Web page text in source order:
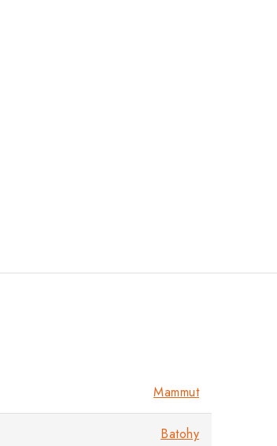
Mammut
Batohy